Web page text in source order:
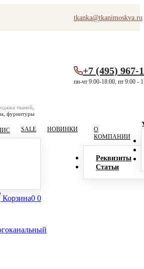
tkanka@tkanimoskva.ru
тканей,
фурнитуры
+7 (495) 967-
пн-чт 9:00-18:00, пт 9:00 -
SALE НОВИНКИ
О
КОМПАНИИ
Реквизиты
Статьи
Корзина0 0